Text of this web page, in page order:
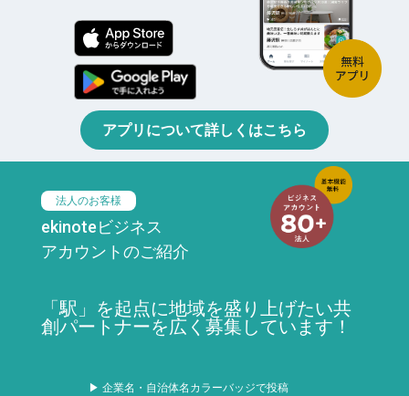
アプリについて詳しくはこちら
法人のお客様
ekinoteビジネス
アカウントのご紹介
「駅」を起点に地域を盛り上げたい共
創パートナーを広く募集しています！
▶ 企業名・自治体名カラーバッジで投稿